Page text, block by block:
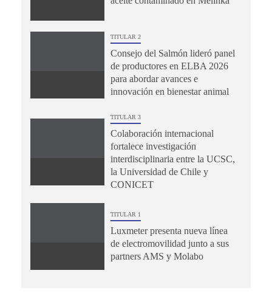
TITULAR 2
Consejo del Salmón lideró panel
de productores en ELBA 2026
para abordar avances e
innovación en bienestar animal
TITULAR 3
Colaboración internacional
fortalece investigación
interdisciplinaria entre la UCSC,
la Universidad de Chile y
CONICET
TITULAR 1
Luxmeter presenta nueva línea
de electromovilidad junto a sus
partners AMS y Molabo